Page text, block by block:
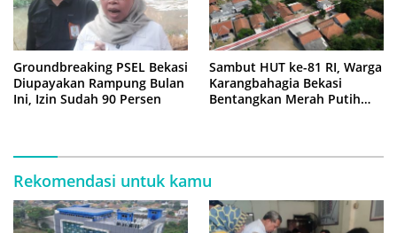
Groundbreaking PSEL Bekasi
Diupayakan Rampung Bulan
Ini, Izin Sudah 90 Persen
Sambut HUT ke-81 RI, Warga
Karangbahagia Bekasi
Bentangkan Merah Putih
Rekomendasi untuk kamu